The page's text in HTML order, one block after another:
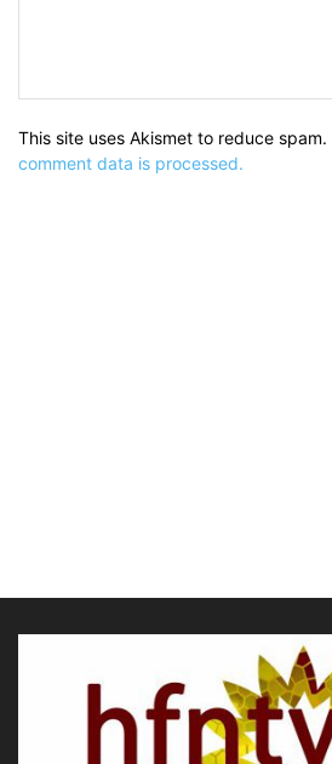
This site uses Akismet to reduce spam.
comment data is processed.